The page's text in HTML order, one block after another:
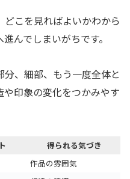
こを見ればよいかわから
んでしまいがちです。
、細部、もう一度全体と
印象の変化をつかみやす
得られる気づき
作品の雰囲気